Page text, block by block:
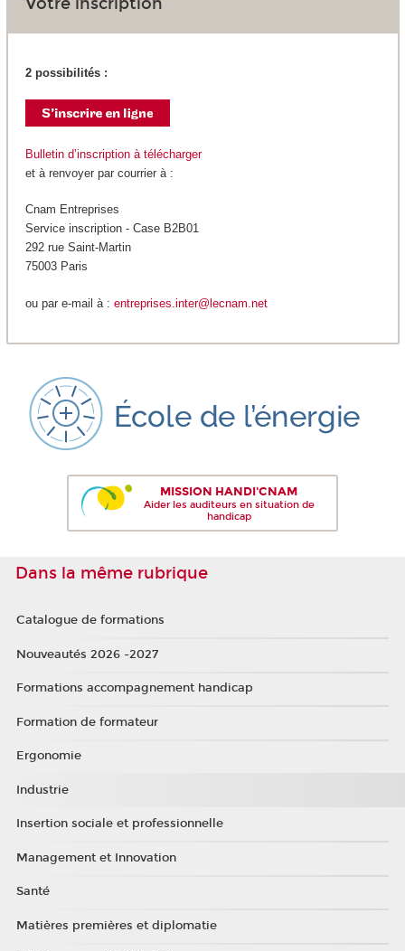
2 possibilités :
Bulletin d’inscription à télécharger
et à renvoyer par courrier à :
Cnam Entreprises
Service inscription - Case B2B01
292 rue Saint-Martin
75003 Paris
ou par e-mail à : entreprises.inter@lecnam.net
MISSION HANDI'CNAM
Aider les auditeurs en situation de
handicap
Dans la même rubrique
Catalogue de formations
Nouveautés 2026 -2027
Formations accompagnement handicap
Formation de formateur
Ergonomie
Industrie
Insertion sociale et professionnelle
Management et Innovation
Santé
Matières premières et diplomatie